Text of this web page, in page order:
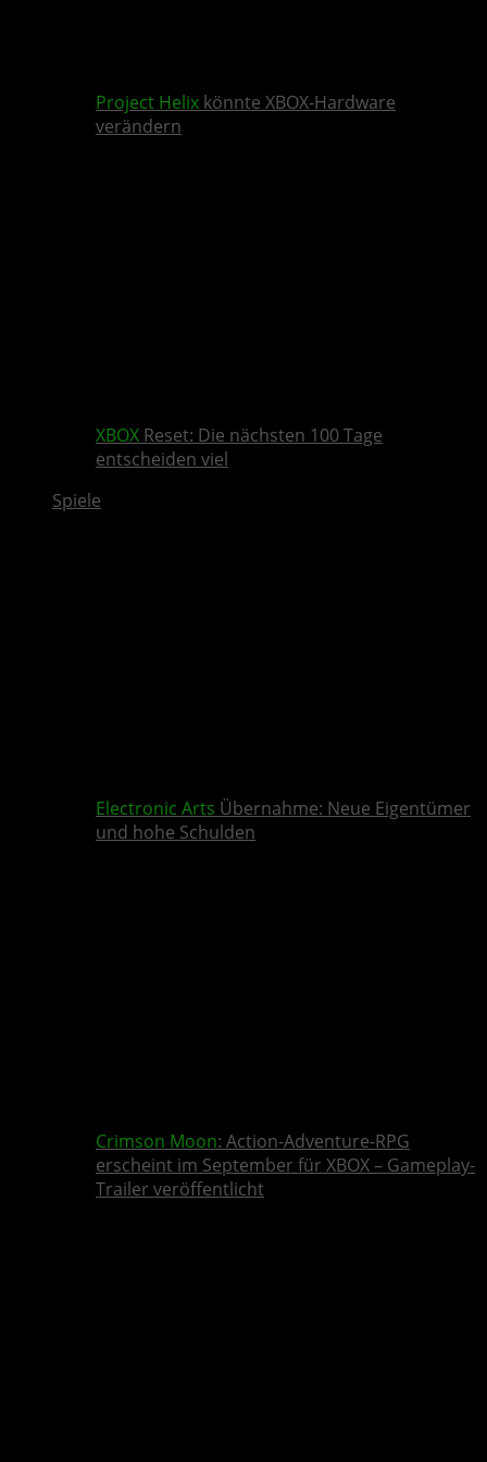
Project Helix könnte XBOX-Hardware
verändern
XBOX Reset: Die nächsten 100 Tage
entscheiden viel
Spiele
Electronic Arts Übernahme: Neue Eigentümer
und hohe Schulden
Crimson Moon: Action-Adventure-RPG
erscheint im September für XBOX – Gameplay-
Trailer veröffentlicht